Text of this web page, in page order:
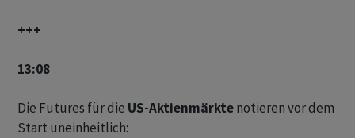
+++
13:08
Die Futures für die US-Aktienmärktenotieren vor dem
Start uneinheitlich: